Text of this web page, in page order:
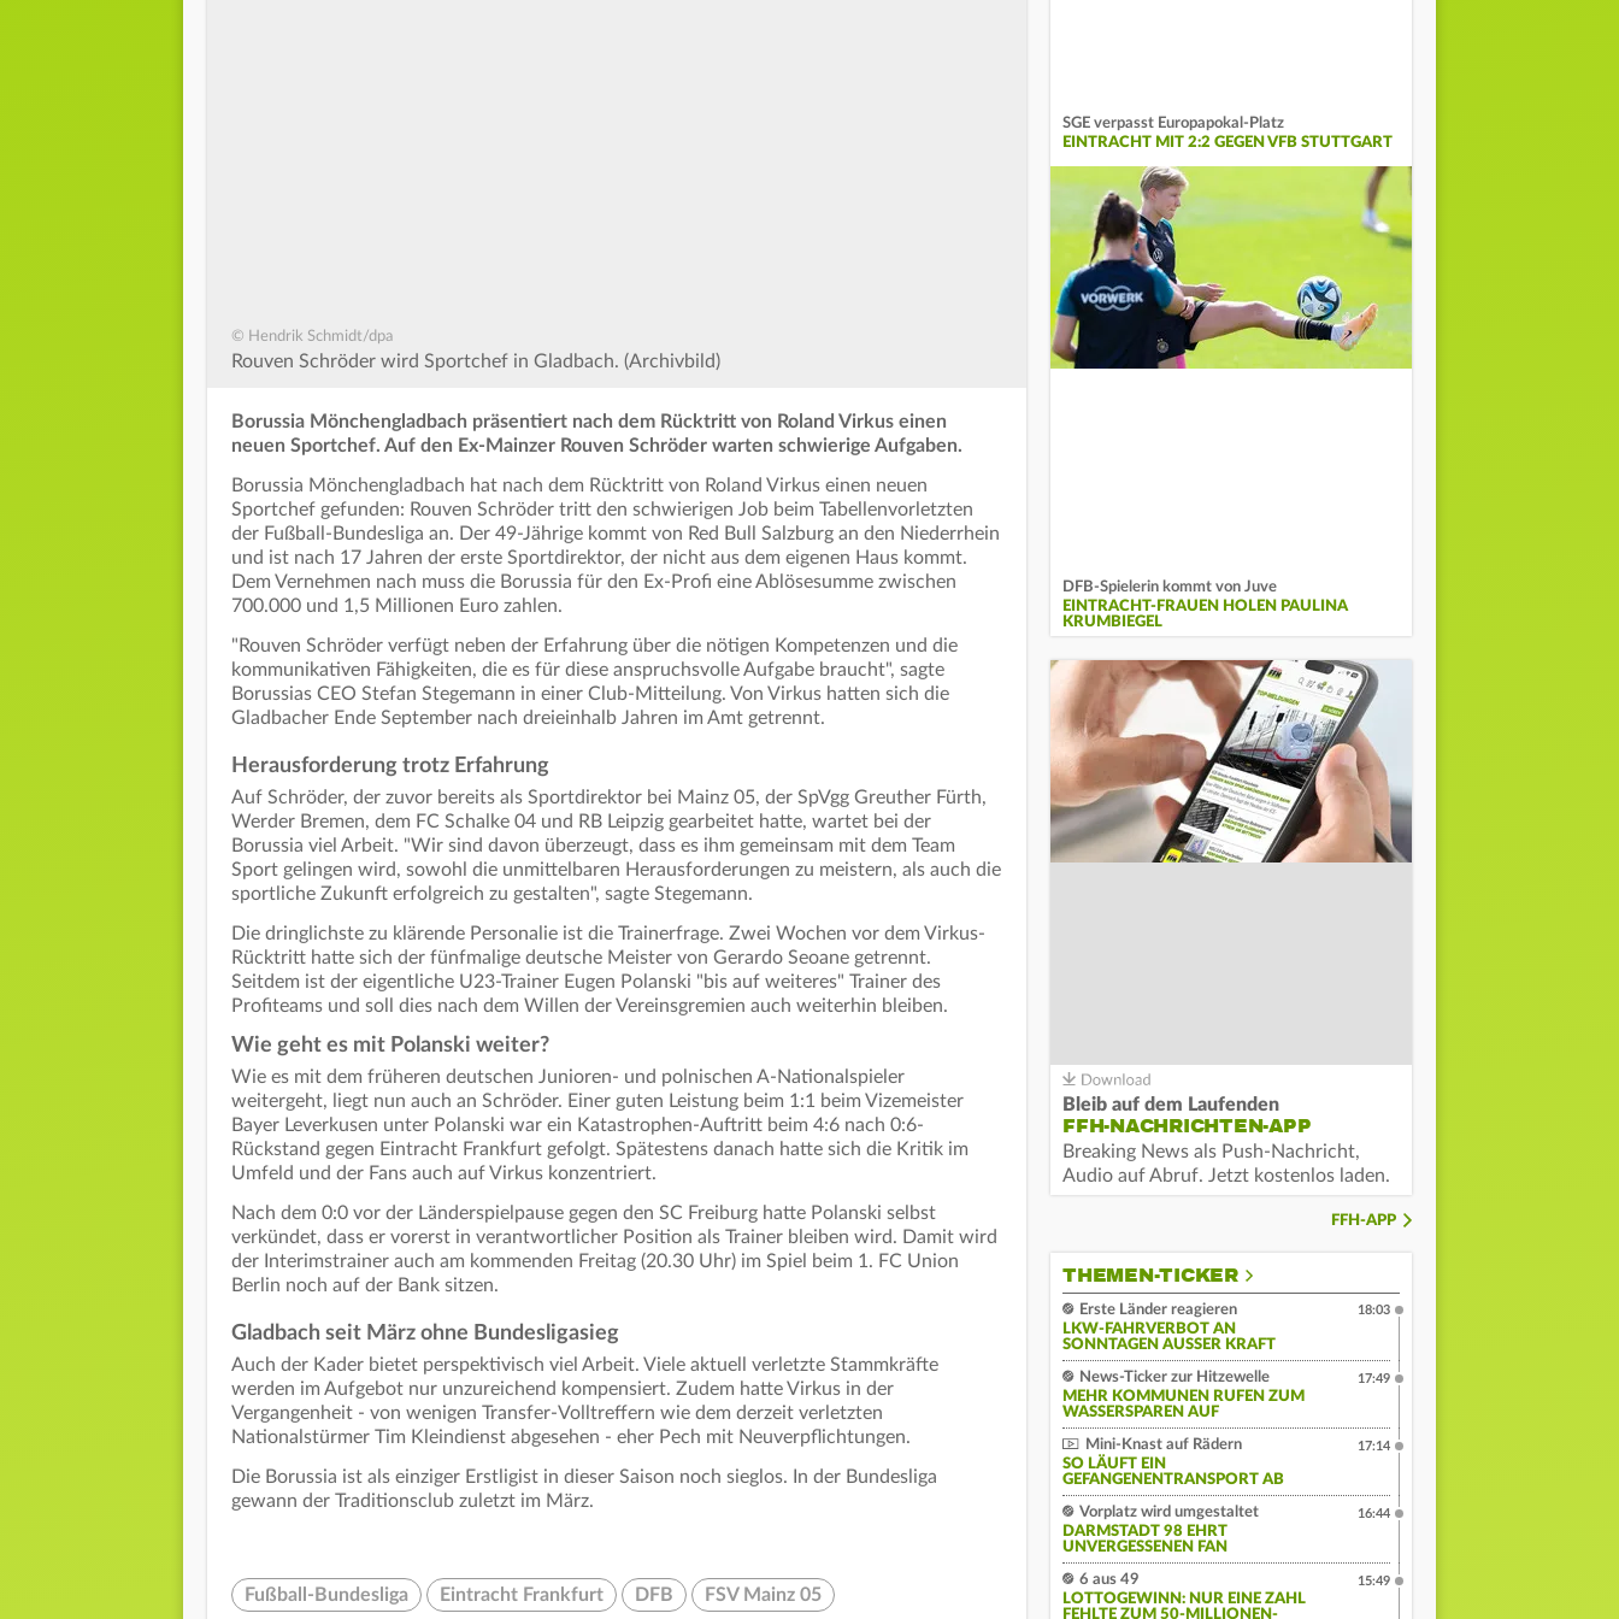
© Hendrik Schmidt/dpa
Rouven Schröder wird Sportchef in Gladbach. (Archivbild)
Borussia Mönchengladbach präsentiert nach dem Rücktritt von Roland Virkus einen
neuen Sportchef. Auf den Ex-Mainzer Rouven Schröder warten schwierige Aufgaben.
Borussia Mönchengladbach hat nach dem Rücktritt von Roland Virkus einen neuen
Sportchef gefunden: Rouven Schröder tritt den schwierigen Job beim Tabellenvorletzten
der Fußball-Bundesliga an. Der 49-Jährige kommt von Red Bull Salzburg an den Niederrhein
und ist nach 17 Jahren der erste Sportdirektor, der nicht aus dem eigenen Haus kommt.
Dem Vernehmen nach muss die Borussia für den Ex-Profi eine Ablösesumme zwischen
700.000 und 1,5 Millionen Euro zahlen.
"Rouven Schröder verfügt neben der Erfahrung über die nötigen Kompetenzen und die
kommunikativen Fähigkeiten, die es für diese anspruchsvolle Aufgabe braucht", sagte
Borussias CEO Stefan Stegemann in einer Club-Mitteilung. Von Virkus hatten sich die
Gladbacher Ende September nach dreieinhalb Jahren im Amt getrennt.
Herausforderung trotz Erfahrung
Auf Schröder, der zuvor bereits als Sportdirektor bei Mainz 05, der SpVgg Greuther Fürth,
Werder Bremen, dem FC Schalke 04 und RB Leipzig gearbeitet hatte, wartet bei der
Borussia viel Arbeit. "Wir sind davon überzeugt, dass es ihm gemeinsam mit dem Team
Sport gelingen wird, sowohl die unmittelbaren Herausforderungen zu meistern, als auch die
sportliche Zukunft erfolgreich zu gestalten", sagte Stegemann.
Die dringlichste zu klärende Personalie ist die Trainerfrage. Zwei Wochen vor dem Virkus-
Rücktritt hatte sich der fünfmalige deutsche Meister von Gerardo Seoane getrennt.
Seitdem ist der eigentliche U23-Trainer Eugen Polanski "bis auf weiteres" Trainer des
Profiteams und soll dies nach dem Willen der Vereinsgremien auch weiterhin bleiben.
Wie geht es mit Polanski weiter?
Wie es mit dem früheren deutschen Junioren- und polnischen A-Nationalspieler
weitergeht, liegt nun auch an Schröder. Einer guten Leistung beim 1:1 beim Vizemeister
Bayer Leverkusen unter Polanski war ein Katastrophen-Auftritt beim 4:6 nach 0:6-
Rückstand gegen Eintracht Frankfurt gefolgt. Spätestens danach hatte sich die Kritik im
Umfeld und der Fans auch auf Virkus konzentriert.
Nach dem 0:0 vor der Länderspielpause gegen den SC Freiburg hatte Polanski selbst
verkündet, dass er vorerst in verantwortlicher Position als Trainer bleiben wird. Damit wird
der Interimstrainer auch am kommenden Freitag (20.30 Uhr) im Spiel beim 1. FC Union
Berlin noch auf der Bank sitzen.
Gladbach seit März ohne Bundesligasieg
Auch der Kader bietet perspektivisch viel Arbeit. Viele aktuell verletzte Stammkräfte
werden im Aufgebot nur unzureichend kompensiert. Zudem hatte Virkus in der
Vergangenheit - von wenigen Transfer-Volltreffern wie dem derzeit verletzten
Nationalstürmer Tim Kleindienst abgesehen - eher Pech mit Neuverpflichtungen.
Die Borussia ist als einziger Erstligist in dieser Saison noch sieglos. In der Bundesliga
gewann der Traditionsclub zuletzt im März.
Fußball-Bundesliga Eintracht Frankfurt DFB FSV Mainz 05
SGE verpasst Europapokal-Platz
EINTRACHT MIT 2:2 GEGEN VFB STUTTGART
DFB-Spielerin kommt von Juve
EINTRACHT-FRAUEN HOLEN PAULINA
KRUMBIEGEL
Bleib auf dem Laufenden
FFH-NACHRICHTEN-APP
Breaking News als Push-Nachricht,
Audio auf Abruf. Jetzt kostenlos laden.
FFH-APP
THEMEN-TICKER
Erste Länder reagieren
LKW-FAHRVERBOT AN
SONNTAGEN AUSSER KRAFT
18:03
News-Ticker zur Hitzewelle
MEHR KOMMUNEN RUFEN ZUM
WASSERSPAREN AUF
17:49
Mini-Knast auf Rädern
SO LÄUFT EIN
GEFANGENENTRANSPORT AB
17:14
Vorplatz wird umgestaltet
DARMSTADT 98 EHRT
UNVERGESSENEN FAN
16:44
6 aus 49
LOTTOGEWINN: NUR EINE ZAHL
FEHLTE ZUM 50-MILLIONEN-
15:49